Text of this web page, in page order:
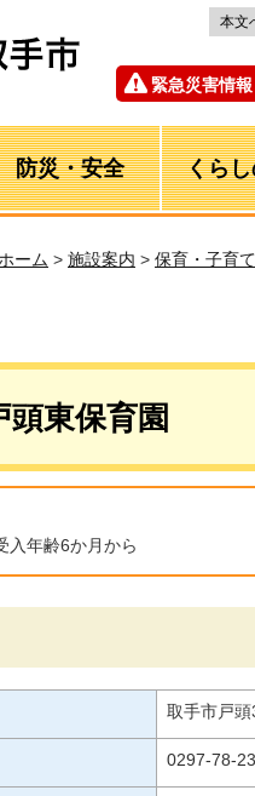
本文
緊急災害情報
防災・安全 くら
ホーム > 施設案内 > 保育・子育
頭東保育園
入年齢6か月から
取手市戸頭
0297-78-